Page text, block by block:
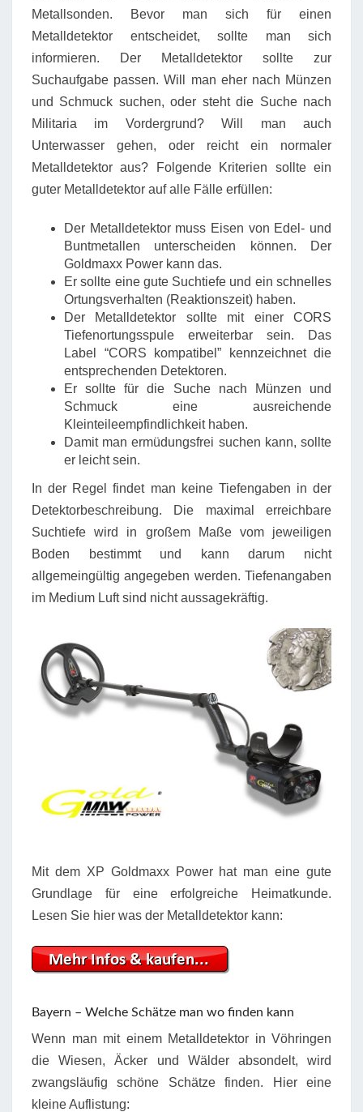
Metallsonden. Bevor man sich für einen
Metalldetektor entscheidet, sollte man sich
informieren. Der Metalldetektor sollte zur
Suchaufgabe passen. Will man eher nach Münzen
und Schmuck suchen, oder steht die Suche nach
Militaria im Vordergrund? Will man auch
Unterwasser gehen, oder reicht ein normaler
Metalldetektor aus? Folgende Kriterien sollte ein
guter Metalldetektor auf alle Fälle erfüllen:
Der Metalldetektor muss Eisen von Edel- und
Buntmetallen unterscheiden können. Der
Goldmaxx Power kann das.
Er sollte eine gute Suchtiefe und ein schnelles
Ortungsverhalten (Reaktionszeit) haben.
Der Metalldetektor sollte mit einer CORS
Tiefenortungsspule erweiterbar sein. Das
Label “CORS kompatibel” kennzeichnet die
entsprechenden Detektoren.
Er sollte für die Suche nach Münzen und
Schmuck eine ausreichende
Kleinteileempfindlichkeit haben.
Damit man ermüdungsfrei suchen kann, sollte
er leicht sein.
In der Regel findet man keine Tiefengaben in der
Detektorbeschreibung. Die maximal erreichbare
Suchtiefe wird in großem Maße vom jeweiligen
Boden bestimmt und kann darum nicht
allgemeingültig angegeben werden. Tiefenangaben
im Medium Luft sind nicht aussagekräftig.
Mit dem XP Goldmaxx Power hat man eine gute
Grundlage für eine erfolgreiche Heimatkunde.
Lesen Sie hier was der Metalldetektor kann:
Bayern – Welche Schätze man wo finden kann
Wenn man mit einem Metalldetektor in Vöhringen
die Wiesen, Äcker und Wälder absondelt, wird
zwangsläufig schöne Schätze finden. Hier eine
kleine Auflistung: